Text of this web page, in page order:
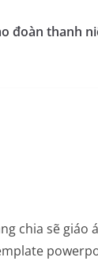
đoàn thanh
chia sẽ giáo